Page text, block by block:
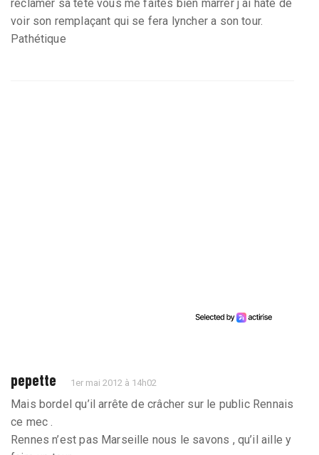
réclamer sa tete vous me faites bien marrer j ai hate de
voir son remplaçant qui se fera lyncher a son tour.
Pathétique
pepette 1er mai 2012 à 14h02
Mais bordel qu’il arrête de crâcher sur le public Rennais
ce mec .
Rennes n’est pas Marseille nous le savons , qu’il aille y